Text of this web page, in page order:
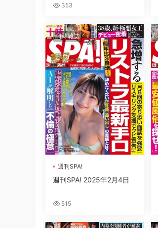
353
日韓雜誌
週刊SPA!
週刊SPA! 2025年2月4日
515